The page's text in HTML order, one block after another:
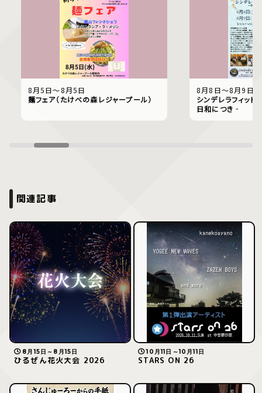
8月5日〜8月5日
麺フェア（たけべの森レジャープール）
8月8日〜8月9日
シンデレラフィッ
日和につき‐
関連記事
8月15日～8月15日
ひるぜん花火大会 2026
10月11日～10月11日
STARS ON 26